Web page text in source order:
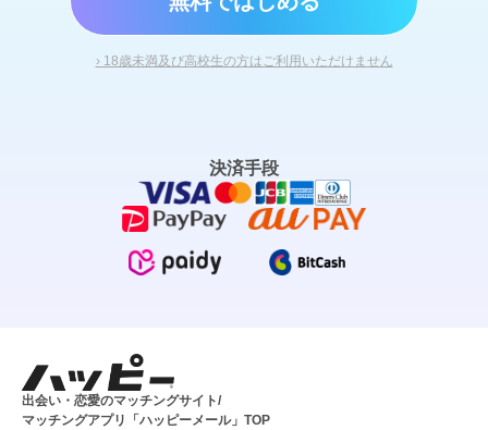
› 18歳未満及び高校生の方はご利用いただけません
決済手段
出会い・恋愛のマッチングサイト/
マッチングアプリ「ハッピーメール」TOP